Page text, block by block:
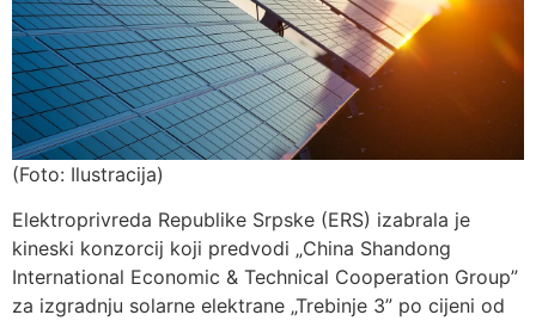
(Foto: Ilustracija)
Elektroprivreda Republike Srpske (ERS) izabrala je
kineski konzorcij koji predvodi „China Shandong
International Economic & Technical Cooperation Group”
za izgradnju solarne elektrane „Trebinje 3” po cijeni od